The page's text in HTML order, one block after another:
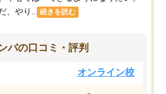
、やり...
続きを読む
バの口コミ・評判
オンライン校